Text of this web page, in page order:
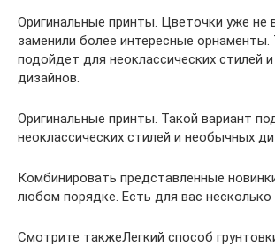
Оригинальные принты. Цветочки уже не
заменили более интересные орнаменты.
подойдет для неоклассических стилей
дизайнов.
Оригинальные принты. Такой вариант
неоклассических стилей и необычных
Комбинировать представленные
любом порядке. Есть для вас несколько
Смотрите такжеЛегкий способ